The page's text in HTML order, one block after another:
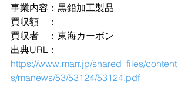
事業内容：黒鉛加工製品
買収額　：
買収者　：東海カーボン
出典URL：
https://www.marr.jp/shared_files/content
s/manews/53/53124/53124.pdf